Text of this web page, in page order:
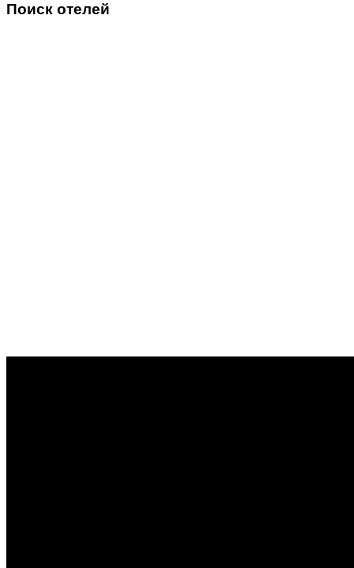
Поиск отелей